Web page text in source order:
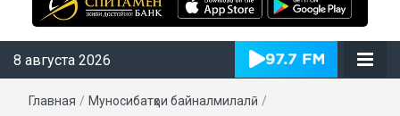
8 августа 2026
Главная / Муносибатҳои байналмилалӣ /